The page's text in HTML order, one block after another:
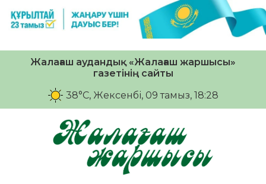
Жалағаш аудандық «Жалағаш жаршысы»
газетінің сайты
38°C, Жексенбі, 09 тамыз, 18:28